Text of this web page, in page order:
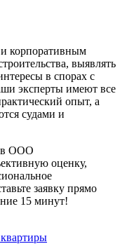
корпоративным
выявлять
в спорах с
эксперты имеют все
опыт, а
судами и
в ООО
оценку,
заявку прямо
15 минут!